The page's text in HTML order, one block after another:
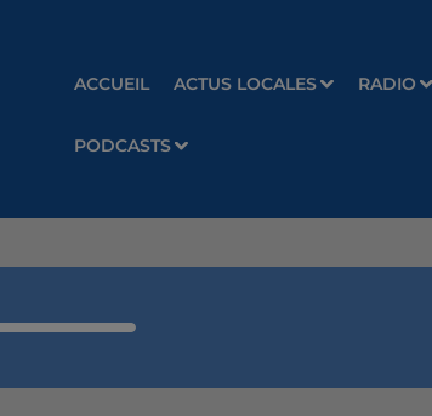
ACCUEIL ACTUS LOCALES RADIO
PODCASTS